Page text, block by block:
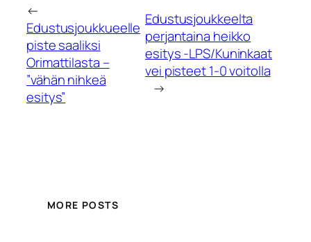
←
Edustusjoukkueelle
piste saaliksi
Orimattilasta –
”vähän nihkeä
esitys”
Edustusjoukkeelta
perjantaina heikko
esitys -LPS/Kuninkaat
vei pisteet 1-0 voitolla
→
MORE POSTS